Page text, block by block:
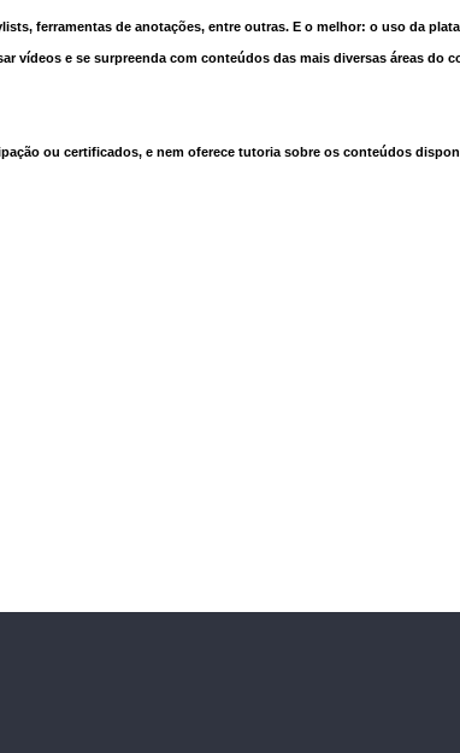
ferramentas de anotações, entre outras. E o melhor: o uso da
vídeos e se surpreenda com conteúdos das mais diversas áreas do
ou certificados, e nem oferece tutoria sobre os conteúdos